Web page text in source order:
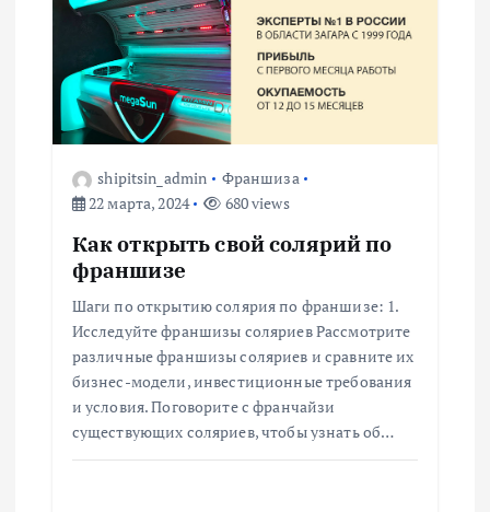
shipitsin_admin
Франшиза
22 марта, 2024
680 views
Как открыть свой солярий по
франшизе
Шаги по открытию солярия по франшизе: 1.
Исследуйте франшизы соляриев Рассмотрите
различные франшизы соляриев и сравните их
бизнес-модели, инвестиционные требования
и условия. Поговорите с франчайзи
существующих соляриев, чтобы узнать об…